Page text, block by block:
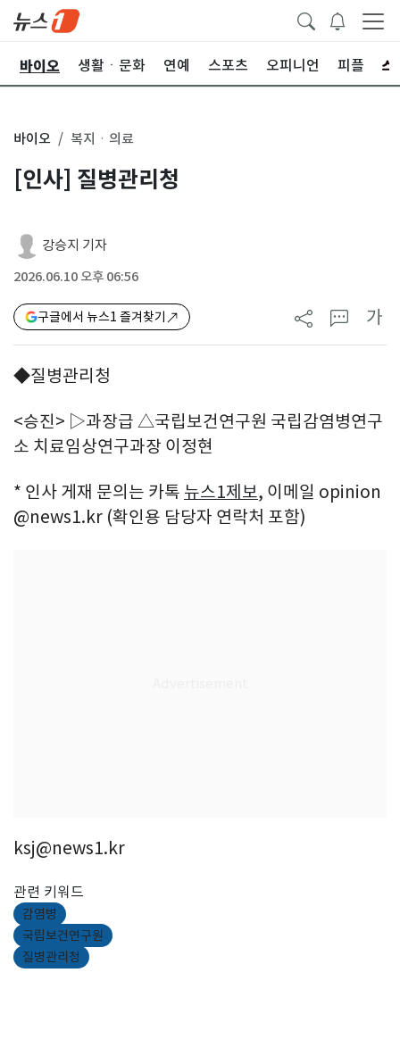
바이오 생활ㆍ문화 연예 스포츠 오피니언 피플
바이오 복지ㆍ의료
[인사] 질병관리청
강승지 기자
2026.06.10 오후 06:56
구글에서 뉴스1 즐겨찾기 가
◆질병관리청
<승진> ▷과장급 △국립보건연구원 국립감염병연구
소 치료임상연구과장 이정현
* 인사 게재 문의는 카톡 뉴스1제보, 이메일 opinion
@news1.kr (확인용 담당자 연락처 포함)
ksj@news1.kr
관련 키워드
감염병
국립보건연구원
질병관리청